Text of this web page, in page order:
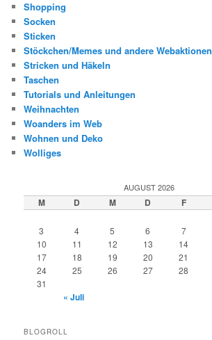
Shopping
Socken
Sticken
Stöckchen/Memes und andere Webaktionen
Stricken und Häkeln
Taschen
Tutorials und Anleitungen
Weihnachten
Woanders im Web
Wohnen und Deko
Wolliges
AUGUST 2026
M D M D F
3 4 5 6 7
10
11 12 13 14
17
18 19 20 21
24
25 26 27 28
31
« Juli
BLOGROLL